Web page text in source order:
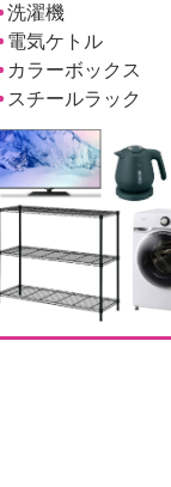
洗濯機
電気ケトル
カラーボックス
スチールラック